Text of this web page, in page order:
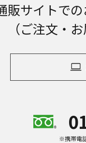
販サイトでの
（ご注文・
※携帯電